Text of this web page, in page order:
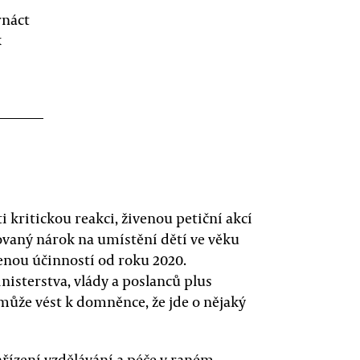
kritickou reakci, živenou petiční akcí
nárok na umístění dětí ve věku
účinností od roku 2020.
vlády a poslanců plus
vést k domněnce, že jde o nějaký